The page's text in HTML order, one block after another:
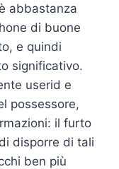
abbastanza
di buone
e quindi
significativo.
userid e
possessore,
il furto
disporre di tali
ben più